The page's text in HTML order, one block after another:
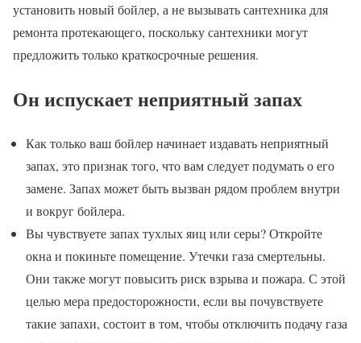
установить новый бойлер, а не вызывать сантехника для
ремонта протекающего, поскольку сантехники могут
предложить только краткосрочные решения.
Он испускает неприятный запах
Как только ваш бойлер начинает издавать неприятный
запах, это признак того, что вам следует подумать о его
замене. Запах может быть вызван рядом проблем внутри
и вокруг бойлера.
Вы чувствуете запах тухлых яиц или серы? Откройте
окна и покиньте помещение. Утечки газа смертельны.
Они также могут повысить риск взрыва и пожара. С этой
целью мера предосторожности, если вы почувствуете
такие запахи, состоит в том, чтобы отключить подачу газа